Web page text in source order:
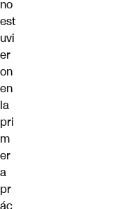
no
est
uvi
er
on
en
la
pri
m
er
a
pr